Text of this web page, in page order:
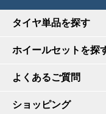
タイヤ単品を探す
ホイールセットを探
よくあるご質問
ショッピング